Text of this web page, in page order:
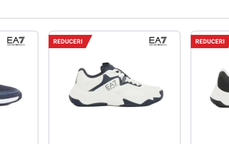
REDUCERI REDUCERI